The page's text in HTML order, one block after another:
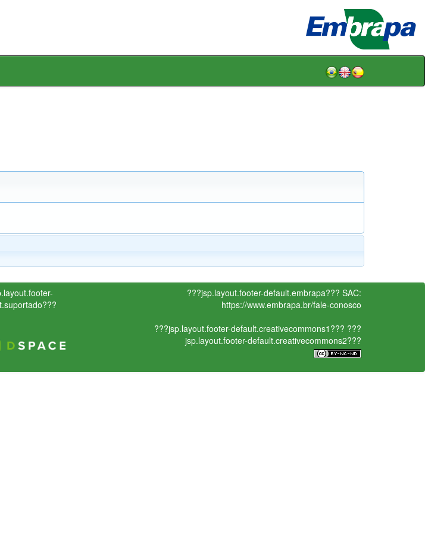
???jsp.layout.footer-default.embrapa??? SAC:
https://www.embrapa.br/fale-conosco
???jsp.layout.footer-default.creativecommons1??? ???
jsp.layout.footer-default.creativecommons2???